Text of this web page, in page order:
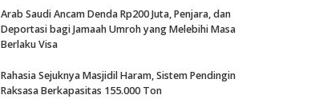
Arab Saudi Ancam Denda Rp200 Juta, Penjara, dan
Deportasi bagi Jamaah Umroh yang Melebihi Masa
Berlaku Visa
Rahasia Sejuknya Masjidil Haram, Sistem Pendingin
Raksasa Berkapasitas 155.000 Ton